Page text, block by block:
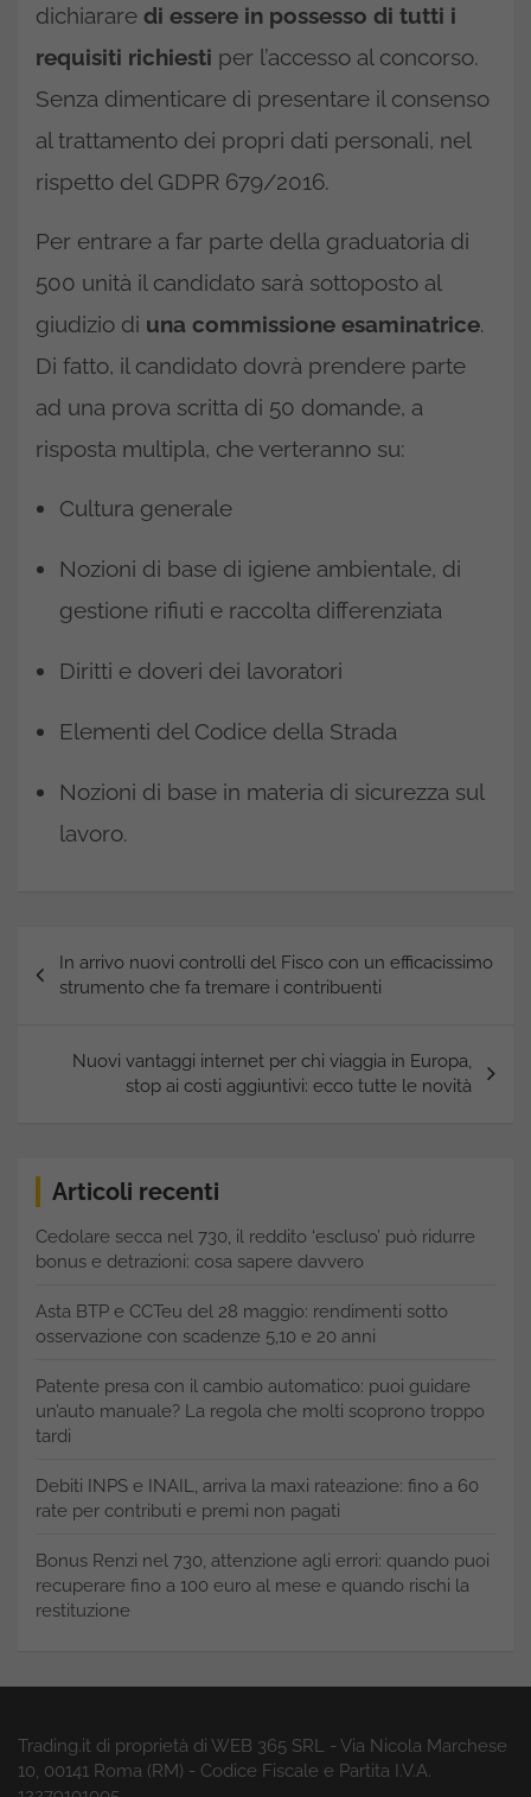
dichiarare di essere in possesso di tutti i
requisiti richiesti per l’accesso al concorso.
Senza dimenticare di presentare il consenso
al trattamento dei propri dati personali, nel
rispetto del GDPR 679/2016.
Per entrare a far parte della graduatoria di
500 unità il candidato sarà sottoposto al
giudizio di una commissione esaminatrice.
Di fatto, il candidato dovrà prendere parte
ad una prova scritta di 50 domande, a
risposta multipla, che verteranno su:
Cultura generale
Nozioni di base di igiene ambientale, di
gestione rifiuti e raccolta differenziata
Diritti e doveri dei lavoratori
Elementi del Codice della Strada
Nozioni di base in materia di sicurezza sul
lavoro.
Navigazione
articoli
In arrivo nuovi controlli del Fisco con un efficacissimo
strumento che fa tremare i contribuenti
Nuovi vantaggi internet per chi viaggia in Europa,
stop ai costi aggiuntivi: ecco tutte le novità
Articoli recenti
Cedolare secca nel 730, il reddito ‘escluso’ può ridurre
bonus e detrazioni: cosa sapere davvero
Asta BTP e CCTeu del 28 maggio: rendimenti sotto
osservazione con scadenze 5,10 e 20 anni
Patente presa con il cambio automatico: puoi guidare
un’auto manuale? La regola che molti scoprono troppo
tardi
Debiti INPS e INAIL, arriva la maxi rateazione: fino a 60
rate per contributi e premi non pagati
Bonus Renzi nel 730, attenzione agli errori: quando puoi
recuperare fino a 100 euro al mese e quando rischi la
restituzione
Trading.it di proprietà di WEB 365 SRL - Via Nicola Marchese
10, 00141 Roma (RM) - Codice Fiscale e Partita I.V.A.